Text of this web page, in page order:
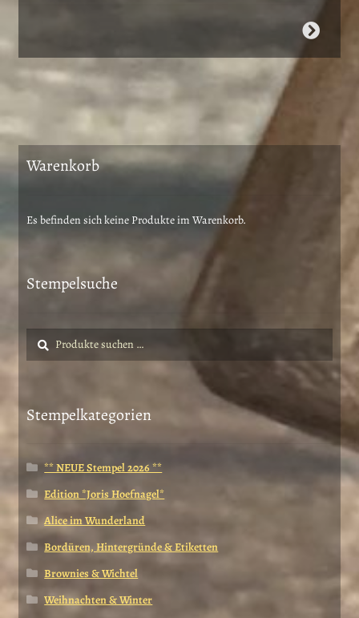
weist
Varianten
Die
Optionen
auf
werden
Warenkorb
Es befinden sich keine Produkte im Warenkorb.
Stempelsuche
Suche
nach:
Suchen
Stempelkategorien
** NEUE Stempel 2026 **
Edition *Joris Hoefnagel*
Alice im Wunderland
Bordüren, Hintergründe & Etiketten
Brownies & Wichtel
Weihnachten & Winter